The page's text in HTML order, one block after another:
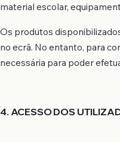
material escolar,
Os produtos
no ecrã. No entanto, para
necessária para poder
4. ACESSO DOS